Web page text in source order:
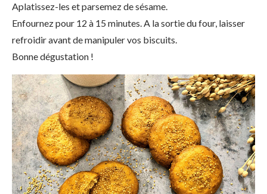
Aplatissez-les et parsemez de sésame.
Enfournez pour 12 à 15 minutes. A la sortie du four, laisser
refroidir avant de manipuler vos biscuits.
Bonne dégustation !